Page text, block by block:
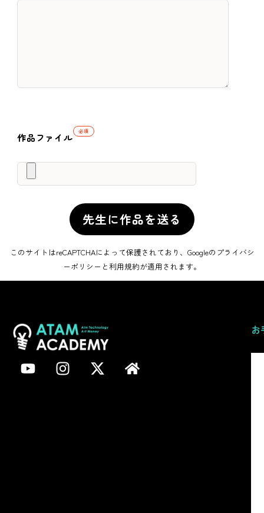
作品ファイル
必須
このサイトはreCAPTCHAによって保護されており、Googleの プライバシ
ーポリシー と利用規約が適用されます。
お